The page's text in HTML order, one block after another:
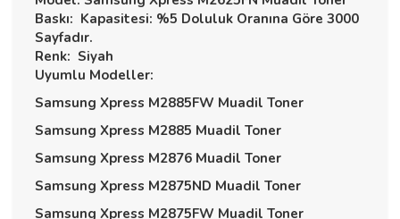
Baskı: Kapasitesi: %5 Doluluk Oranına Göre 3000
Sayfadır.
Renk: Siyah
Uyumlu Modeller:
Samsung Xpress M2885FW Muadil Toner
Samsung Xpress M2885 Muadil Toner
Samsung Xpress M2876 Muadil Toner
Samsung Xpress M2875ND Muadil Toner
Samsung Xpress M2875FW Muadil Toner